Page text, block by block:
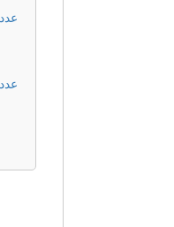
عدد 0 شخص ينصحون بالتعامل معه
عدد 0 أشخاص لا ينصحون بالتعامل معه